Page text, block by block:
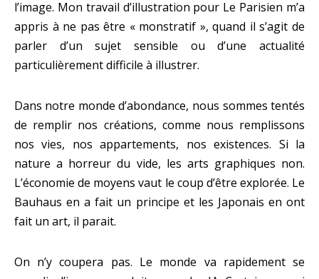
l’image. Mon travail d’illustration pour Le Parisien m’a
appris à ne pas être « monstratif », quand il s’agit de
parler d’un sujet sensible ou d’une actualité
particulièrement difficile à illustrer.
Dans notre monde d’abondance, nous sommes tentés
de remplir nos créations, comme nous remplissons
nos vies, nos appartements, nos existences. Si la
nature a horreur du vide, les arts graphiques non.
L’économie de moyens vaut le coup d’être explorée. Le
Bauhaus en a fait un principe et les Japonais en ont
fait un art, il parait.
On n’y coupera pas. Le monde va rapidement se